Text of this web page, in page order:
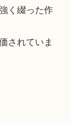
く綴った作
されていま